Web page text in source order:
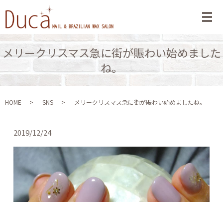
メ
メリークリスマス急に街が賑わい始めました
ね。
HOME SNS メリークリスマス急に街が賑わい始めましたね。
2019/12/24